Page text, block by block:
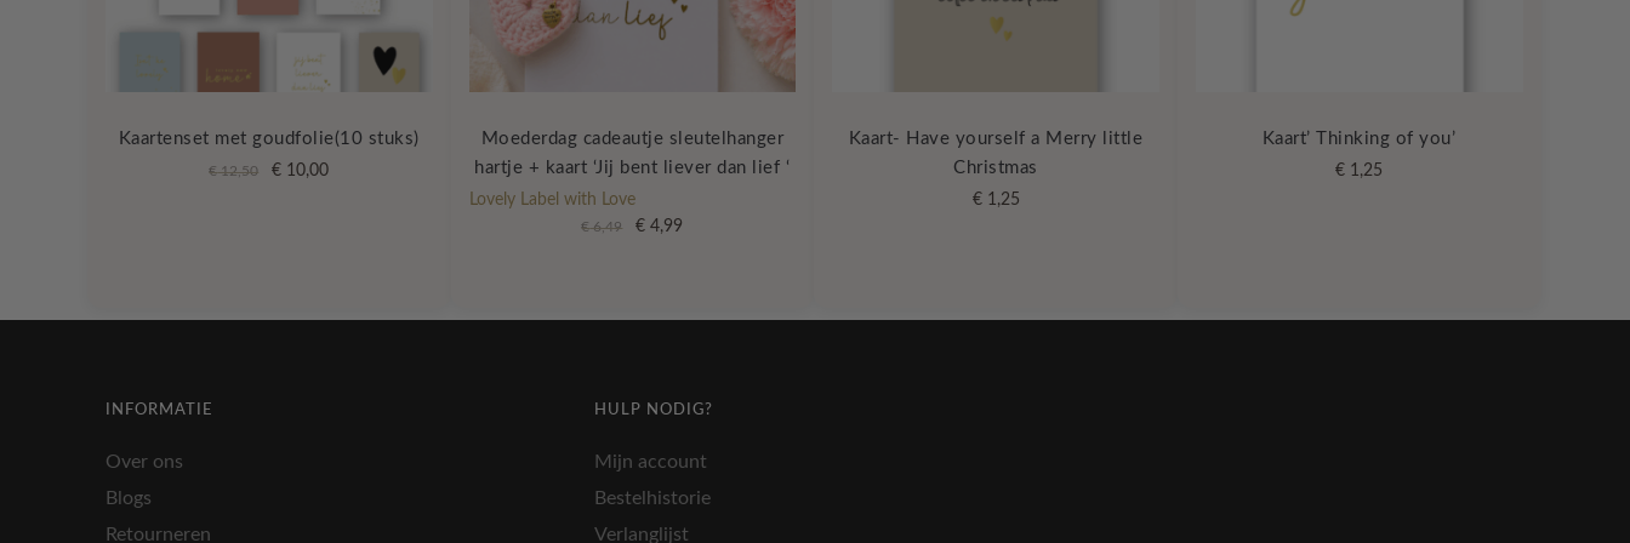
Kaartenset met goudfolie(10 stuks)
€12,50
Oorspronkelijke
€ 10,00Huidige
Moederdag cadeautje sleutelhanger
hartje + kaart ‘Jij bent liever dan lief ‘
Lovely Label with Love
€6,49
Oorspronkelijke
€ 4,99
Kaart- Have yourself a Merry little
Christmas
€1,25
Kaart’ Thinking of you’
€ 1,25
INFORMATIE
Over ons
Blogs
Retourneren
HULP NODIG?
Mijn account
Bestelhistorie
Verlanglijst